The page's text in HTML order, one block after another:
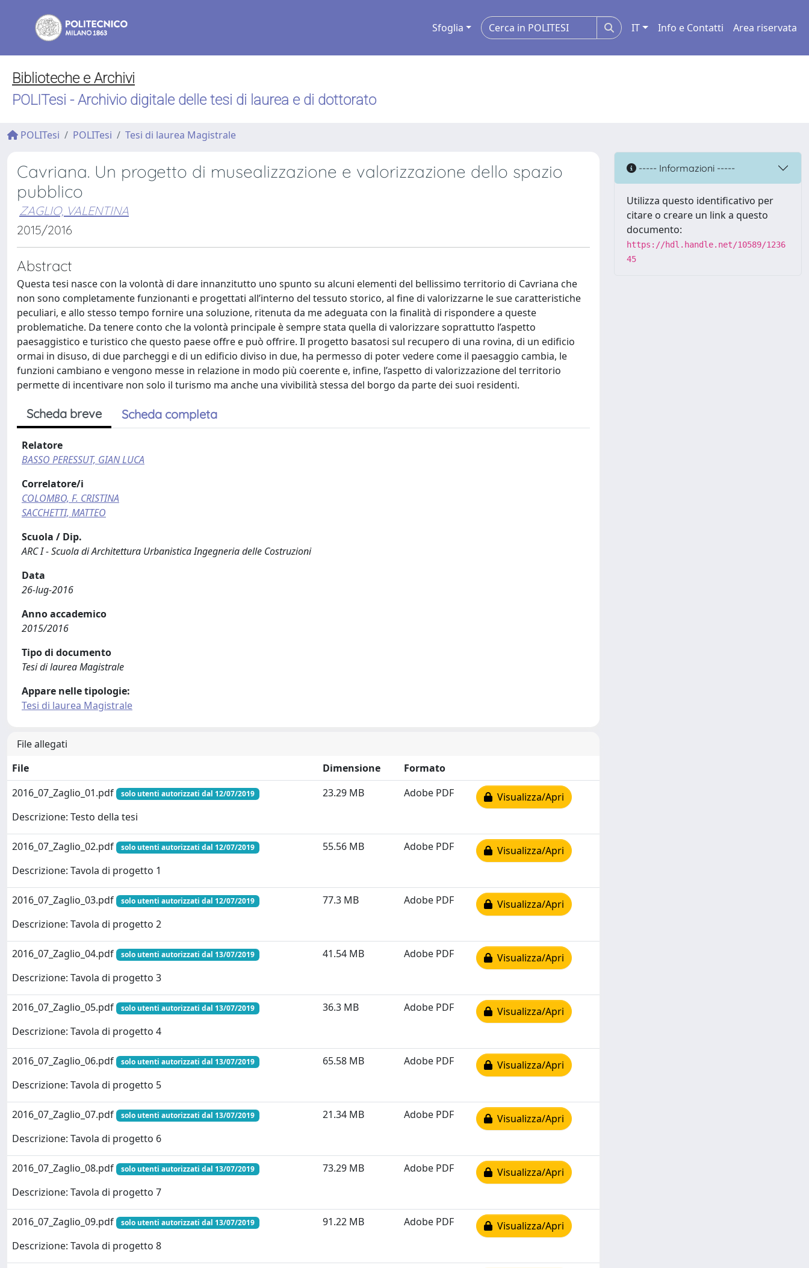
Sfoglia IT Info e Contatti Area riservata
Biblioteche e Archivi
POLITesi - Archivio digitale delle tesi di laurea e di dottorato
POLITesi POLITesi Tesi di laurea Magistrale
Cavriana. Un progetto di musealizzazione e valorizzazione dello spazio
pubblico
ZAGLIO, VALENTINA
2015/2016
Abstract
Questa tesi nasce con la volontà di dare innanzitutto uno spunto su alcuni elementi del bellissimo territorio di Cavriana che
non sono completamente funzionanti e progettati all’interno del tessuto storico, al fine di valorizzarne le sue caratteristiche
peculiari, e allo stesso tempo fornire una soluzione, ritenuta da me adeguata con la finalità di rispondere a queste
problematiche. Da tenere conto che la volontà principale è sempre stata quella di valorizzare soprattutto l’aspetto
paesaggistico e turistico che questo paese offre e può offrire. Il progetto basatosi sul recupero di una rovina, di un edificio
ormai in disuso, di due parcheggi e di un edificio diviso in due, ha permesso di poter vedere come il paesaggio cambia, le
funzioni cambiano e vengono messe in relazione in modo più coerente e, infine, l’aspetto di valorizzazione del territorio
permette di incentivare non solo il turismo ma anche una vivibilità stessa del borgo da parte dei suoi residenti.
Scheda breve Scheda completa
Relatore
BASSO PERESSUT, GIAN LUCA
Correlatore/i
COLOMBO, F. CRISTINA
SACCHETTI, MATTEO
Scuola / Dip.
ARC I - Scuola di Architettura Urbanistica Ingegneria delle Costruzioni
Data
26-lug-2016
Anno accademico
2015/2016
Tipo di documento
Tesi di laurea Magistrale
Appare nelle tipologie:
Tesi di laurea Magistrale
File allegati
File
Dimensione
Formato
2016_07_Zaglio_01.pdf
solo utenti autorizzati dal 12/07/2019
Descrizione: Testo della tesi
23.29 MB Adobe PDF Visualizza/Apri
2016_07_Zaglio_02.pdf solo utenti autorizzati dal 12/07/2019
Descrizione: Tavola di progetto 1
55.56 MB Adobe PDF Visualizza/Apri
2016_07_Zaglio_03.pdf solo utenti autorizzati dal 12/07/2019
Descrizione: Tavola di progetto 2
77.3 MB Adobe PDF Visualizza/Apri
2016_07_Zaglio_04.pdf solo utenti autorizzati dal 13/07/2019
Descrizione: Tavola di progetto 3
41.54 MB Adobe PDF Visualizza/Apri
2016_07_Zaglio_05.pdf solo utenti autorizzati dal 13/07/2019
Descrizione: Tavola di progetto 4
36.3 MB Adobe PDF Visualizza/Apri
2016_07_Zaglio_06.pdf solo utenti autorizzati dal 13/07/2019
Descrizione: Tavola di progetto 5
65.58 MB Adobe PDF Visualizza/Apri
2016_07_Zaglio_07.pdf solo utenti autorizzati dal 13/07/2019
Descrizione: Tavola di progetto 6
21.34 MB Adobe PDF Visualizza/Apri
2016_07_Zaglio_08.pdf solo utenti autorizzati dal 13/07/2019
Descrizione: Tavola di progetto 7
73.29 MB Adobe PDF Visualizza/Apri
2016_07_Zaglio_09.pdf solo utenti autorizzati dal 13/07/2019
Descrizione: Tavola di progetto 8
91.22 MB Adobe PDF Visualizza/Apri
----- Informazioni -----
Utilizza questo identificativo per
citare o creare un link a questo
documento:
https://hdl.handle.net/10589/1236
45